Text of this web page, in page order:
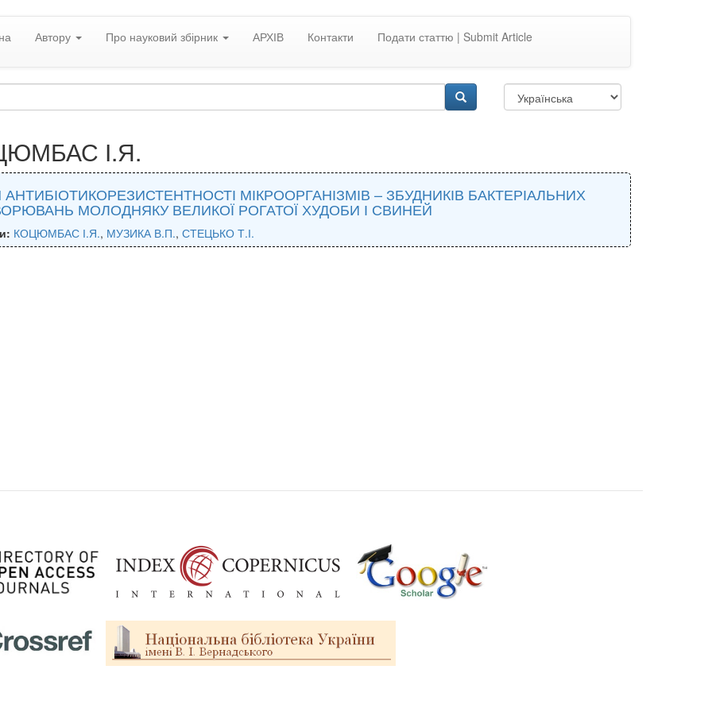
Автору Про науковий збірник АРХІВ Контакти Подати статтю | Submit Article
І.Я.
АНТИБІОТИКОРЕЗИСТЕНТНОСТІ МІКРООРГАНІЗМІВ – ЗБУДНИКІВ БАКТЕРІАЛЬНИХ
МОЛОДНЯКУ ВЕЛИКОЇ РОГАТОЇ ХУДОБИ І СВИНЕЙ
КОЦЮМБАС І.Я., МУЗИКА В.П., СТЕЦЬКО Т.І.